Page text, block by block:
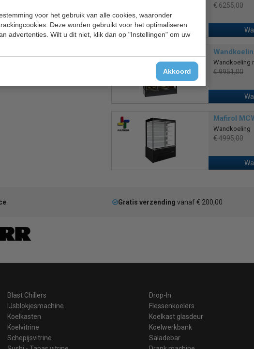
voor het gebruik van alle cookies, waaronder
Deze worden gebruikt voor het optimaliseren
advertenties. Wilt u dit niet, klik dan op "Instellingen" om uw
Akkoord
€ 6255,00
Wandkoeling
€ 9951,00
Mafirol
Wandkoeling
€ 4995,00
Gratis verzending vanaf € 200,00
Blast Chillers
Drop-In
IJsblokjesmachine
Flessenkoelers
Koelkasten
Koelkast glasdeur
Koelvitrine
Koelwerkbank
Schepijsvitrine
Saladebar